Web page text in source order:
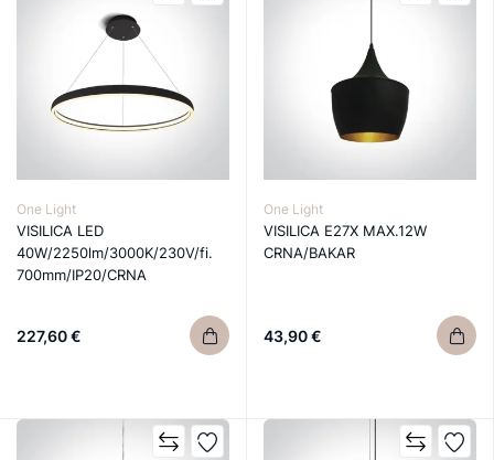
One Light
VISILICA LED
40W/2250lm/3000K/230V/fi.
700mm/IP20/CRNA
227,60 €
One Light
VISILICA E27X MAX.12W
CRNA/BAKAR
43,90 €